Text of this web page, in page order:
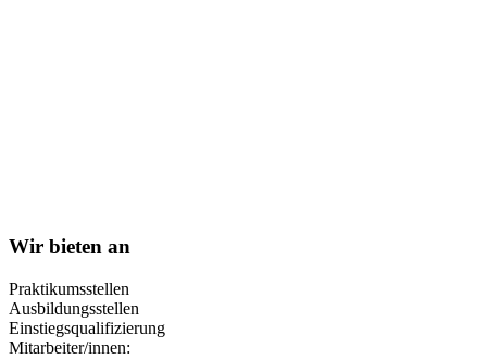
Wir bieten an
Praktikumsstellen
Ausbildungsstellen
Einstiegsqualifizierung
Mitarbeiter/innen: